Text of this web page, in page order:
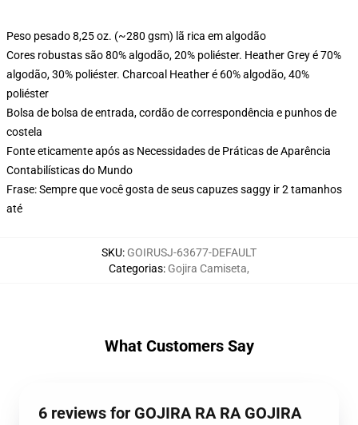
Peso pesado 8,25 oz. (~280 gsm) lã rica em algodão
Cores robustas são 80% algodão, 20% poliéster. Heather Grey é 70%
algodão, 30% poliéster. Charcoal Heather é 60% algodão, 40%
poliéster
Bolsa de bolsa de entrada, cordão de correspondência e punhos de
costela
Fonte eticamente após as Necessidades de Práticas de Aparência
Contabilísticas do Mundo
Frase: Sempre que você gosta de seus capuzes saggy ir 2 tamanhos
até
SKU: GOIRUSJ-63677-DEFAULT
Categorias: Gojira Camiseta,
What Customers Say
6 reviews for GOJIRA RA RA GOJIRA